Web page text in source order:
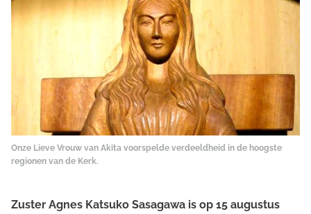
Onze Lieve Vrouw van Akita voorspelde verdeeldheid in de hoogste
regionen van de Kerk.
Zuster Agnes Katsuko Sasagawa is op 15 augustus